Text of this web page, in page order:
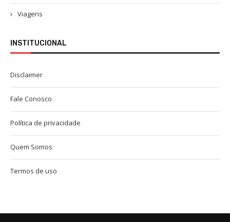
Viagens
INSTITUCIONAL
Disclaimer
Fale Conosco
Política de privacidade
Quem Somos
Termos de uso